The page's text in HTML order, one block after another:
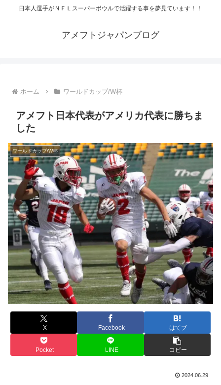
日本人選手がＮＦＬスーパーボウルで活躍する事を夢見ています！！
アメフトジャパンブログ
ホーム ワールドカップ/W杯
アメフト日本代表がアメリカ代表に勝ちま
した
ワールドカップ/W杯
X Facebook はてブ
Pocket LINE コピー
2024.06.29